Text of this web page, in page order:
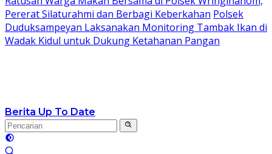
Pererat Silaturahmi dan Berbagi Keberkahan Polsek
Duduksampeyan Laksanakan Monitoring Tambak Ikan di
Wadak Kidul untuk Dukung Ketahanan Pangan
Berita Up To Date